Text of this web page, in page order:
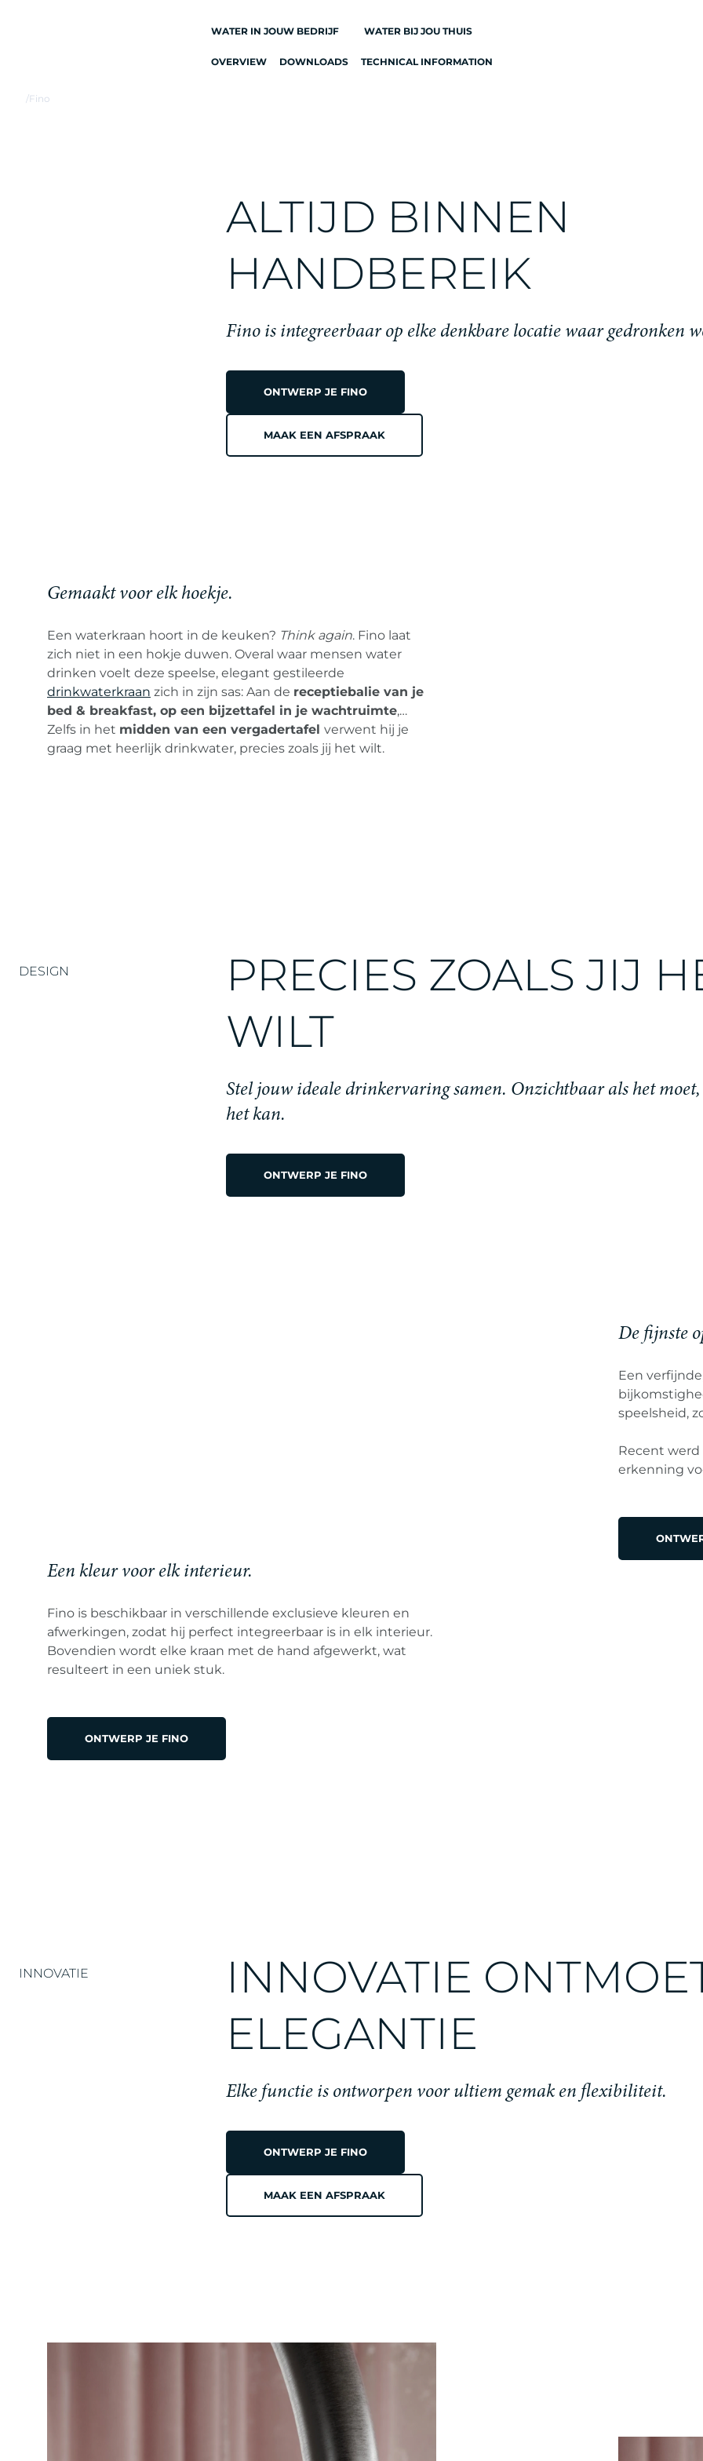
WATER IN JOUW BEDRIJF
ALLE
WATERDISPENSERS
DRINKWATERFONTEINEN
WATERFILTER
WATER BIJ JOU THUIS
OVERVIEW DOWNLOADS TECHNICAL INFORMATION
/Fino
VAN
DORSTLESSEN
overtreft de standaard en integreert naadloos in
Recent werd Fino bekroond met deIF Design
ALTIJD BINNEN
HANDBEREIK
Fino is integreerbaar op elke denkbare locatie waar gedronken
ONTWERP JE FINO
MAAK EEN AFSPRAAK
Gemaakt voor elk hoekje.
Een waterkraan hoort in de keuken? Think again. Fino laat
zich niet in een hokje duwen. Overal waar mensen water
drinken voelt deze speelse, elegant gestileerde
drinkwaterkraan zich in zijn sas: Aan de receptiebalie van je
bed & breakfast, op een bijzettafel in je wachtruimte,…
Zelfs in het midden van een vergadertafel verwent hij je
graag met heerlijk drinkwater, precies zoals jij het wilt.
DESIGN
PRECIES ZOALS JIJ
WILT
Stel jouw ideale drinkervaring samen. Onzichtbaar als het
het kan.
ONTWERP JE FINO
De fijnste
Een
speelsheid,
Recent
erkenning
Een kleur voor elk interieur.
Fino is beschikbaar in verschillende exclusieve kleuren en
afwerkingen, zodat hij perfect integreerbaar is in elk interieur.
Bovendien wordt elke kraan met de hand afgewerkt, wat
resulteert in een uniek stuk.
ONTWERP JE FINO
INNOVATIE
INNOVATIE
ELEGANTIE
Elke functie is ontworpen voor ultiem gemak en flexibiliteit.
ONTWERP JE FINO
MAAK EEN AFSPRAAK